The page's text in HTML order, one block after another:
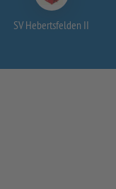
SV Hebertsfelden II